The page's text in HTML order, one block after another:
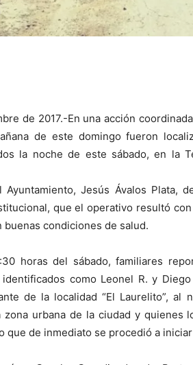
de 2017.-En una acción
de este domingo fueron
la noche de este sábado, en la
Jesús Ávalos Plata,
que el operativo resultó
buenas condiciones de salud.
horas del sábado, familiares
como Leonel R. y
de la localidad “El Laurelito”, al
urbana de la ciudad y quienes
que de inmediato se procedió a